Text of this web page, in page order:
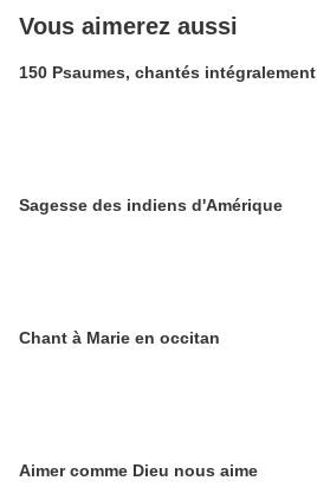
Vous aimerez aussi
150 Psaumes, chantés intégralement
Sagesse des indiens d'Amérique
Chant à Marie en occitan
Aimer comme Dieu nous aime